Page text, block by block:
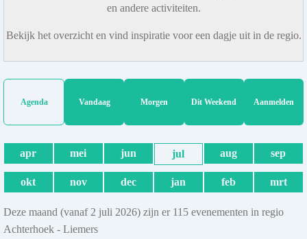
en andere activiteiten.
Bekijk het overzicht en vind inspiratie voor een dagje uit in de regio.
Agenda Vandaag Morgen Dit Weekend Aanmelden
apr mei jun jul aug sep
okt nov dec jan feb mrt
Deze maand (vanaf 2 juli 2026) zijn er 115 evenementen in regio
Achterhoek - Liemers